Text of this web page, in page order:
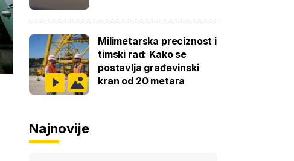
Milimetarska preciznost i
timski rad: Kako se
postavlja građevinski
kran od 20 metara
Najnovije